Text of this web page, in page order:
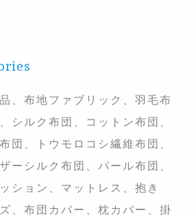
、布地ファブリック、羽毛布
シルク布団、コットン布団、
団、トウモロコシ繊維布団、
ーシルク布団、パール布団、
ション、マットレス、抱き
、布団カバー、枕カバー、掛